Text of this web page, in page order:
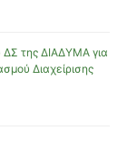
της ΔΙΑΔΥΜΑ για
Διαχείρισης